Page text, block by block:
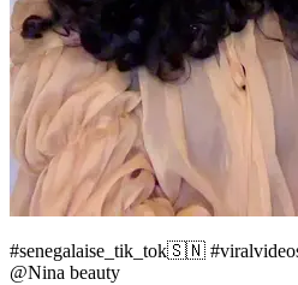
#senegalaise_tik_tok🇸🇳
@Nina beauty